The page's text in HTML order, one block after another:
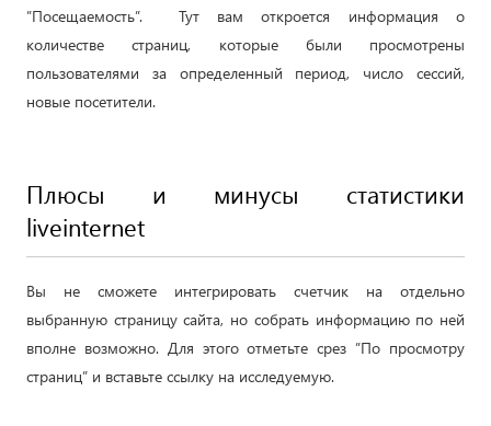
”Посещаемость”. Тут вам откроется информация о
количестве страниц, которые были просмотрены
пользователями за определенный период, число сессий,
новые посетители.
Плюсы и минусы статистики
liveinternet
Вы не сможете интегрировать счетчик на отдельно
выбранную страницу сайта, но собрать информацию по ней
вполне возможно. Для этого отметьте срез ”По просмотру
страниц” и вставьте ссылку на исследуемую.